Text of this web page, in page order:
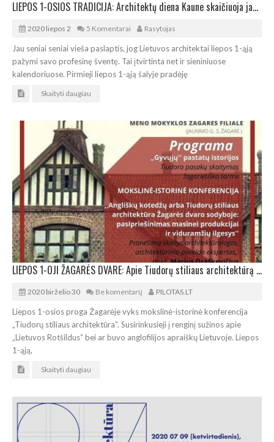
LIEPOS 1-OSIOS TRADICIJA: Architektų diena Kaune skaičiuoja jau ketvirtį amžiaus
2020 liepos 2 5 Komentarai Rasytojas
Jau seniai seniai vieša paslaptis, jog Lietuvos architektai liepos 1-ąją
pažymi savo profesinę šventę. Tai įtvirtinta net ir sieniniuose
kalendoriuose. Pirmieji liepos 1-ąją šalyje pradėję
Skaityti daugiau
LIEPOS 1-OJI ŽAGARĖS DVARE: Apie Tiudorų stiliaus architektūrą ir anglofiliją
2020 birželio 30 Be komentarų PILOTAS.LT
Liepos 1-osios proga Žagarėje vyks mokslinė-istorinė konferencija
„Tiudorų stiliaus architektūra“. Susirinkusieji į renginį sužinos apie
„Lietuvos Rotšildus“ bei ar buvo anglofilijos apraiškų Lietuvoje. Liepos
1-ąją,
Skaityti daugiau